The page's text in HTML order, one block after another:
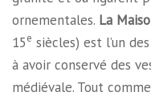
ornementales. La
15e siècles) est l’un
à avoir conservé des
médiévale. Tout comme